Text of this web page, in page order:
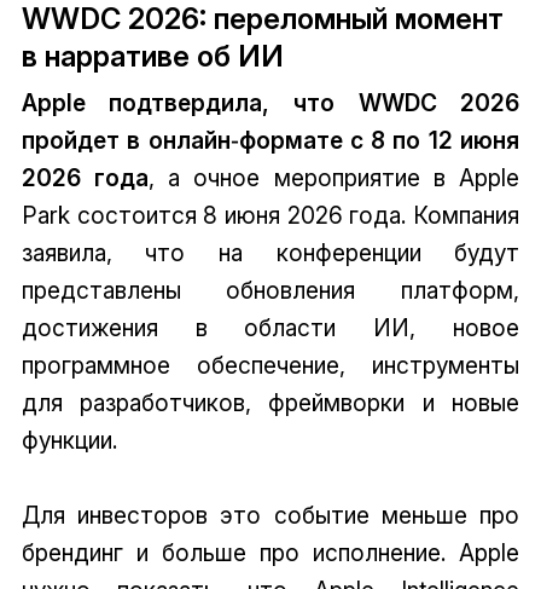
WWDC 2026: переломный момент
в нарративе об ИИ
Apple подтвердила, что WWDC 2026
пройдет в онлайн‑формате с 8 по 12 июня
2026 года, а очное мероприятие в Apple
Park состоится 8 июня 2026 года. Компания
заявила, что на конференции будут
представлены обновления платформ,
достижения в области ИИ, новое
программное обеспечение, инструменты
для разработчиков, фреймворки и новые
функции.
Для инвесторов это событие меньше про
брендинг и больше про исполнение. Apple